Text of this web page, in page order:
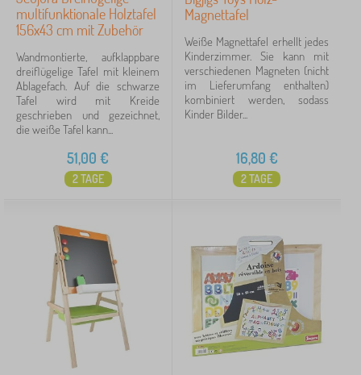
multifunktionale Holztafel
156x43 cm mit Zubehör
Wandmontierte, aufklappbare
dreiflügelige Tafel mit kleinem
Ablagefach. Auf die schwarze
Tafel wird mit Kreide
geschrieben und gezeichnet,
die weiße Tafel kann...
51,00 €
2 TAGE
Magnettafel
Weiße Magnettafel erhellt jedes
Kinderzimmer. Sie kann mit
verschiedenen Magneten (nicht
im Lieferumfang enthalten)
kombiniert werden, sodass
Kinder Bilder...
16,80 €
2 TAGE